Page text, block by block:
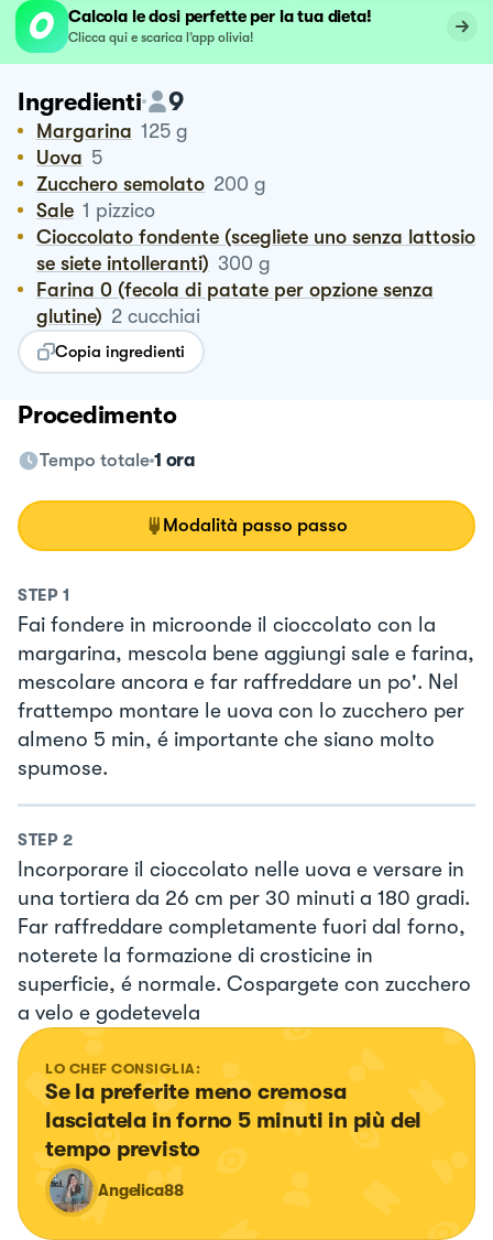
Calcola le dosi perfette per la tua dieta!
Clicca qui e scarica l’app olivia!
Ingredienti 9
Margarina 125 g
Uova 5
Zucchero semolato 200 g
Sale 1 pizzico
Cioccolato fondente (scegliete uno senza lattosio
se siete intolleranti) 300 g
Farina 0 (fecola di patate per opzione senza
glutine) 2 cucchiai
Copia ingredienti
Procedimento
Tempo totale 1 ora
Modalità passo passo
STEP 1
Fai fondere in microonde il cioccolato con la
margarina, mescola bene aggiungi sale e farina,
mescolare ancora e far raffreddare un po'. Nel
frattempo montare le uova con lo zucchero per
almeno 5 min, é importante che siano molto
spumose.
STEP 2
Incorporare il cioccolato nelle uova e versare in
una tortiera da 26 cm per 30 minuti a 180 gradi.
Far raffreddare completamente fuori dal forno,
noterete la formazione di crosticine in
superficie, é normale. Cospargete con zucchero
a velo e godetevela
LO CHEF CONSIGLIA:
Se la preferite meno cremosa
lasciatela in forno 5 minuti in più del
tempo previsto
Angelica88